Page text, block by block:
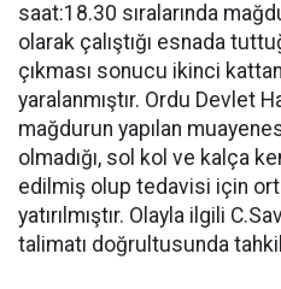
saat:18.30 sıralarında
olarak çalıştığı esnada
çıkması sonucu ikinci
yaralanmıştır. Ordu Devlet
mağdurun yapılan
olmadığı, sol kol ve kalça
edilmiş olup tedavisi için
yatırılmıştır. Olayla ilgili
talimatı doğrultusunda